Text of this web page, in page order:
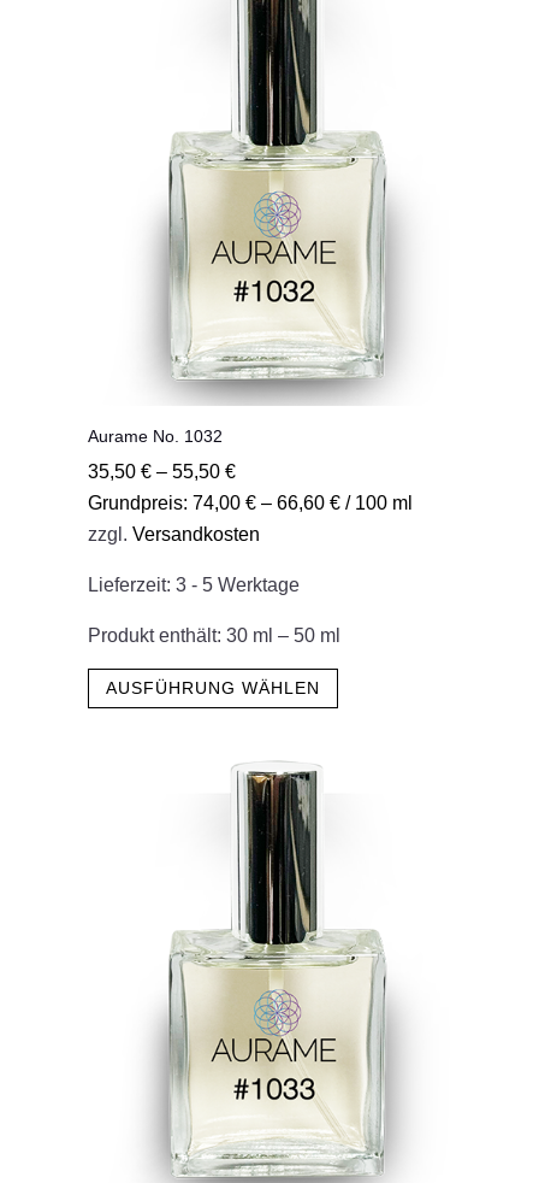
Aurame No. 1032
35,50€ –55,50€
Grundpreis:74,00€ –66,60€ / 100 ml
zzgl.Versandkosten
Lieferzeit:3 - 5 Werktage
Produkt enthält: 30 ml – 50 ml
AUSFÜHRUNG WÄHLEN
Dieses
auf
Produktseite
gewählt
werden